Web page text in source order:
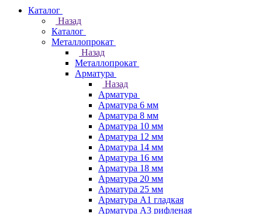
Каталог
Назад
Каталог
Металлопрокат
Назад
Металлопрокат
Арматура
Назад
Арматура
Арматура 6 мм
Арматура 8 мм
Арматура 10 мм
Арматура 12 мм
Арматура 14 мм
Арматура 16 мм
Арматура 18 мм
Арматура 20 мм
Арматура 25 мм
Арматура А1 гладкая
Арматура А3 рифленая